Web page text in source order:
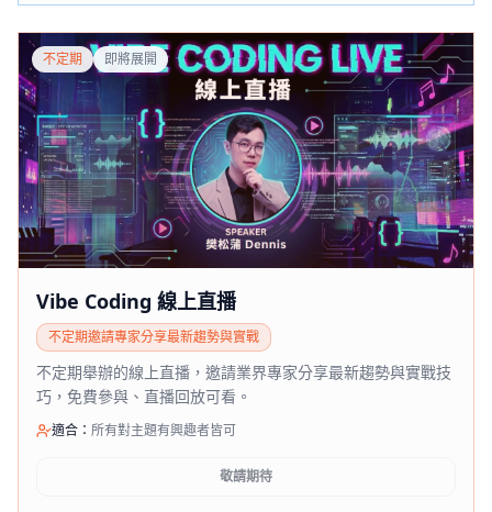
不定期 即將展開
Vibe Coding 線上直播
不定期邀請專家分享最新趨勢與實戰
不定期舉辦的線上直播，邀請業界專家分享最新趨勢與實戰技
巧，免費參與、直播回放可看。
適合： 所有對主題有興趣者皆可
敬請期待